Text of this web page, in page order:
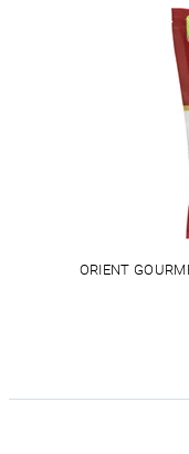
ORIENT